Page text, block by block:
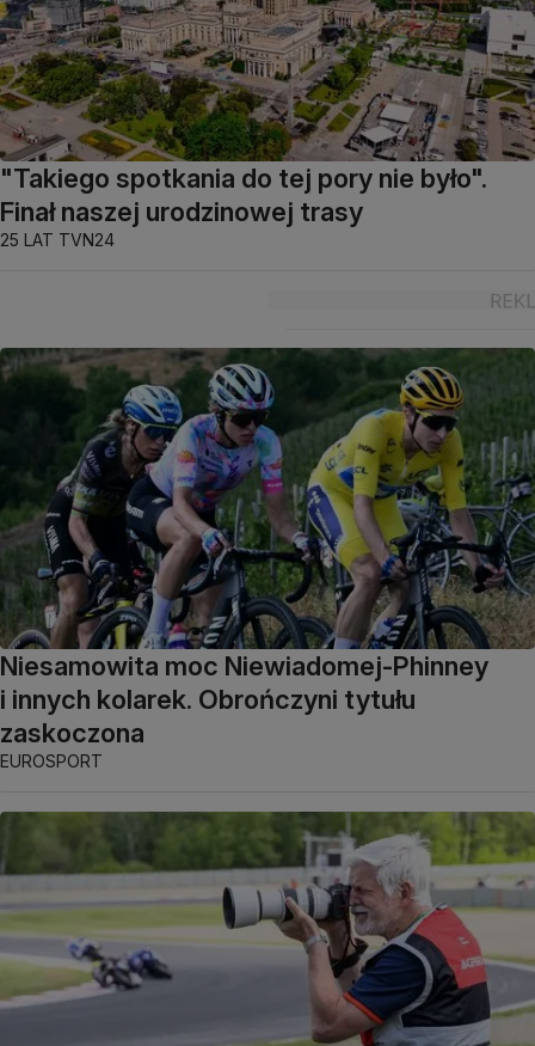
"Takiego spotkania do tej pory nie było".
Finał naszej urodzinowej trasy
25 LAT TVN24
Niesamowita moc Niewiadomej-Phinney
i innych kolarek. Obrończyni tytułu
zaskoczona
EUROSPORT